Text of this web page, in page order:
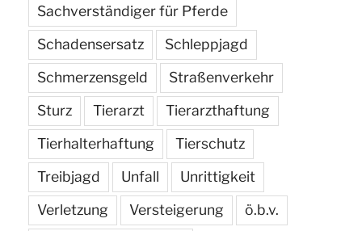
Sachverständiger für Pferde
Schadensersatz
Schleppjagd
Schmerzensgeld
Straßenverkehr
Sturz
Tierarzt
Tierarzthaftung
Tierhalterhaftung
Tierschutz
Treibjagd
Unfall
Unrittigkeit
Verletzung
Versteigerung
ö.b.v.